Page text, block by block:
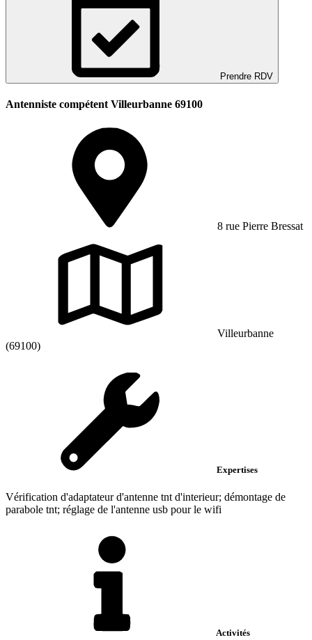
Prendre RDV
Antenniste compétent Villeurbanne 69100
8 rue Pierre Bressat
Villeurbanne
(69100)
Expertises
Vérification d'adaptateur d'antenne tnt d'interieur; démontage de
parabole tnt; réglage de l'antenne usb pour le wifi
Activités